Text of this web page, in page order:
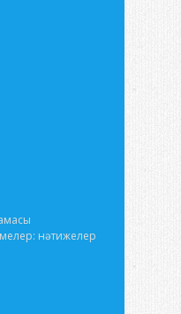
нәтижелер